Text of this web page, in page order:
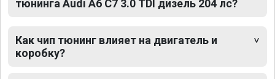
тюнинга Audi A6 C7 3.0 TDI дизель 204 лс?
Как чип тюнинг влияет на двигатель и
коробку?